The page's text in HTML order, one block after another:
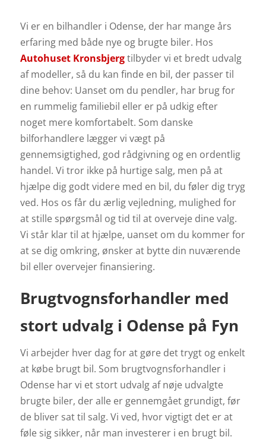
Vi er en bilhandler i Odense, der har mange års
erfaring med både nye og brugte biler. Hos
Autohuset Kronsbjergtilbyder vi et bredt udvalg
af modeller, så du kan finde en bil, der passer til
dine behov: Uanset om du pendler, har brug for
en rummelig familiebil eller er på udkig efter
noget mere komfortabelt. Som danske
bilforhandlere lægger vi vægt på
gennemsigtighed, god rådgivning og en ordentlig
handel. Vi tror ikke på hurtige salg, men på at
hjælpe dig godt videre med en bil, du føler dig tryg
ved. Hos os får du ærlig vejledning, mulighed for
at stille spørgsmål og tid til at overveje dine valg.
Vi står klar til at hjælpe, uanset om du kommer for
at se dig omkring, ønsker at bytte din nuværende
bil eller overvejer finansiering.
Brugtvognsforhandler med
stort udvalg i Odense på Fyn
Vi arbejder hver dag for at gøre det trygt og enkelt
at købe brugt bil. Som brugtvognsforhandler i
Odense har vi et stort udvalg af nøje udvalgte
brugte biler, der alle er gennemgået grundigt, før
de bliver sat til salg. Vi ved, hvor vigtigt det er at
føle sig sikker, når man investerer i en brugt bil.